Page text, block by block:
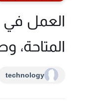
المتاحة،
technology